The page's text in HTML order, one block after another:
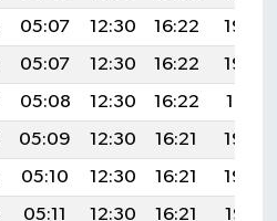
05:07 12:30 16:22
19:43
05:07 12:30 16:22
19:42
05:08 12:30 16:22
19:41
05:09 12:30 16:21
19:40
05:10 12:30 16:21
19:39
05:11 12:30 16:21
19:38